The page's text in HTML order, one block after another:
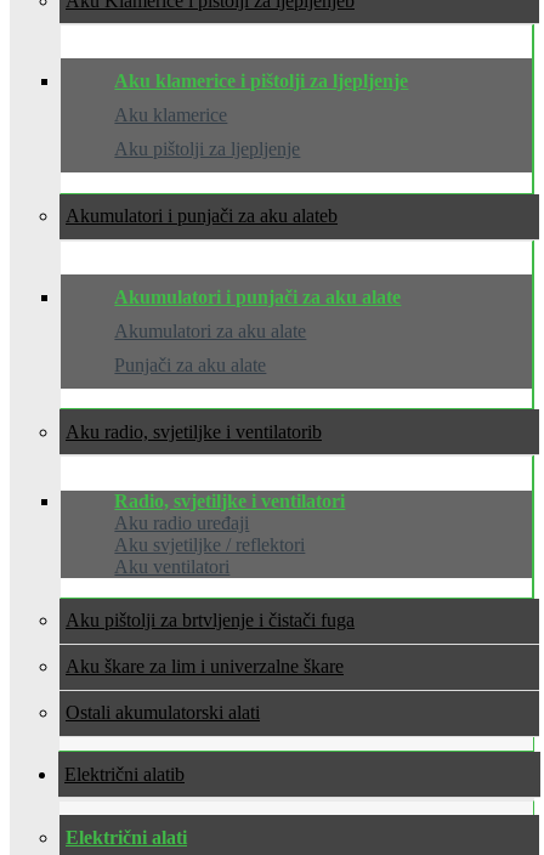
Aku klamerice i pištolji za ljepljenje
Aku klamerice
Aku pištolji za ljepljenje
Akumulatori i punjači za aku alate
Akumulatori i punjači za aku alate
Akumulatori za aku alate
Punjači za aku alate
Aku radio, svjetiljke i ventilatori
Radio, svjetiljke i ventilatori
Aku radio uređaji
Aku svjetiljke / reflektori
Aku ventilatori
Aku pištolji za brtvljenje i čistači fuga
Aku škare za lim i univerzalne škare
Ostali akumulatorski alati
Električni alati
Električni alati